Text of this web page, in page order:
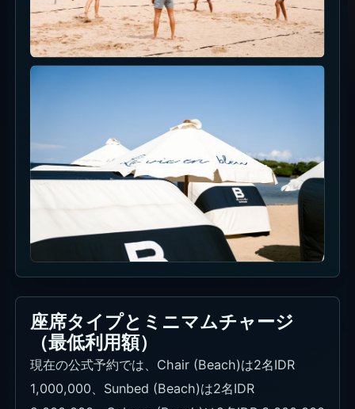
座席タイプとミニマムチャージ
（最低利用額）
現在の公式予約では、Chair (Beach)は2名IDR
1,000,000、Sunbed (Beach)は2名IDR